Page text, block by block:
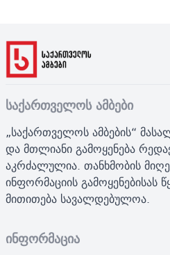
საქართველოს ამბები
„საქართველოს ამბების“
და მთლიანი გამოყენება
აკრძალულია. თანხმობის
ინფორმაციის გამოყენებისას
მითითება სავალდებულოა.
ინფორმაცია